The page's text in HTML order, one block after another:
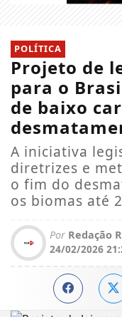
POLÍTICA
Projeto de
para o
de baixo
A iniciativa
diretrizes e
o fim do
os biomas até
Por Redação
24/02/2026